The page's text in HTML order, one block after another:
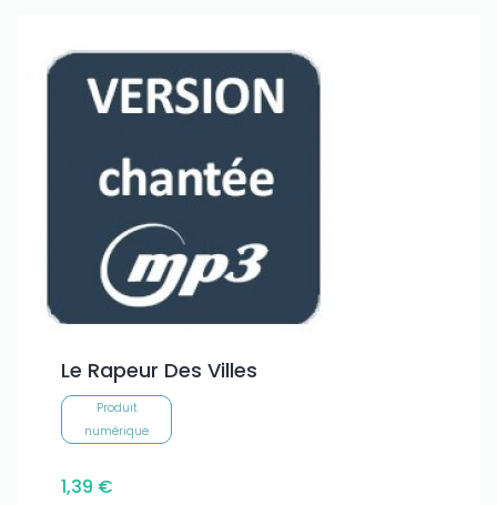
Le Rapeur Des Villes
Produit
numérique
1,39 €